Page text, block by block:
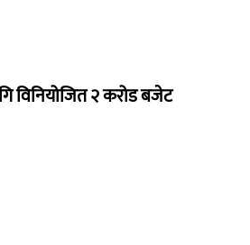
विनियोजित २ करोड बजेट